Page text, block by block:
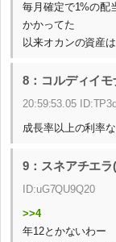
毎月確定で1%の配
かかってた
以来オカンの資産
8：コルディイ
20:59:53.05
成長率以上の利率
9：スネアチエ
ID:uG7QU9Q20
>>4
年12とかないわー